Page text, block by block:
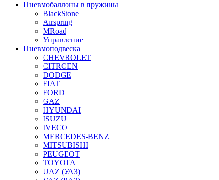
Пневмобаллоны в пружины
BlackStone
Airspring
MRoad
Управление
Пневмоподвеска
CHEVROLET
CITROEN
DODGE
FIAT
FORD
GAZ
HYUNDAI
ISUZU
IVECO
MERCEDES-BENZ
MITSUBISHI
PEUGEOT
TOYOTA
UAZ (УАЗ)